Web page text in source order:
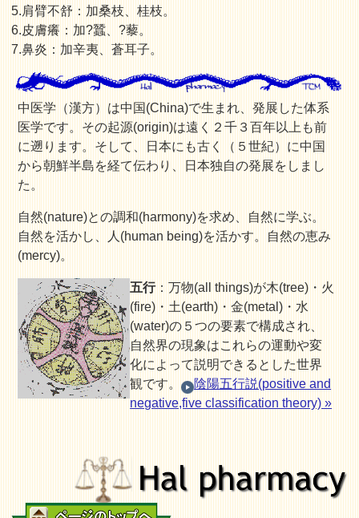
5.肩臂不舒：加桑枝、桂枝。
6.皮膚癢：加?蠶、?藜。
7.鼻炎：加辛夷、蒼耳子。
中医学（漢方）は中国(China)で生まれ、発展した体系
医学です。その起源(origin)は遠く２千３百年以上も前
に遡ります。そして、日本にも古く（５世紀）に中国
から朝鮮半島を経て伝わり、日本独自の発展をしまし
た。
自然(nature)との調和(harmony)を求め、自然に学ぶ。
自然を活かし、人(human being)を活かす。自然の恵み
(mercy)。
五行：万物(all things)が木(tree)・火
(fire)・土(earth)・金(metal)・水
(water)の５つの要素で構成され、
自然界の現象はこれらの運動や変
化によって説明できるとした世界
観です。
陰陽五行説(positive and
negative,five classification theory) »